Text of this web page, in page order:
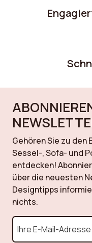
Gehören Sie zu den
Sessel-, Sofa- und
entdecken!
über die neuesten
Designtipps
nichts.